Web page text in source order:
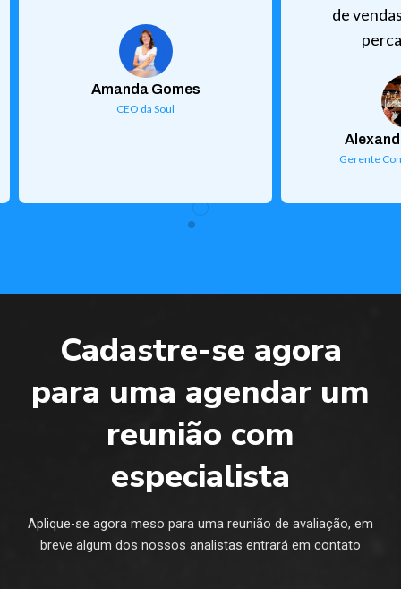
Amanda Gomes
CEO da Soul
de
Gerente
Cadastre-se agora
para uma agendar um
reunião com
especialista
Aplique-se agora meso para uma reunião de avaliação, em
breve algum dos nossos analistas entrará em contato